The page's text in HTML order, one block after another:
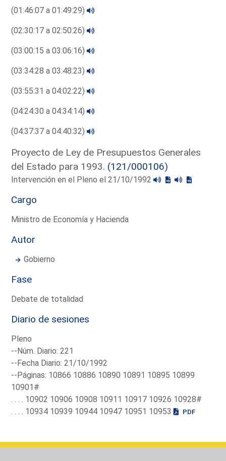
(01:46:07 a 01:49:29)
(02:30:17 a 02:50:26)
(03:00:15 a 03:06:16)
(03:34:28 a 03:48:23)
(03:55:31 a 04:02:22)
(04:24:30 a 04:34:14)
(04:37:37 a 04:40:32)
Proyecto de Ley de Presupuestos Generales
del Estado para 1993. (121/000106)
Intervención en el Pleno el 21/10/1992
Cargo
Ministro de Economía y Hacienda
Autor
Gobierno
Fase
Debate de totalidad
Diario de sesiones
Pleno
--Núm. Diario: 221
--Fecha Diario: 21/10/1992
--Páginas: 10866 10886 10890 10891 10895 10899
10901#
. . . . 10902 10906 10908 10911 10917 10926 10928#
. . . . 10934 10939 10944 10947 10951 10953
PDF